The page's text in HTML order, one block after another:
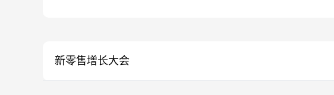
新零售增长大会